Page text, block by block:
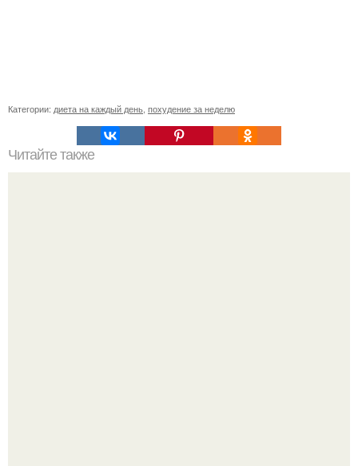
Категории: диета на каждый день похудение за неделю
Читайте также